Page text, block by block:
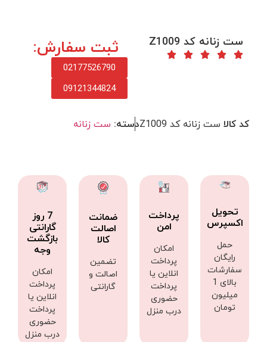
ست زنانه کد Z1009 ثبت سفارش:
02177526790
09121344824
کد کالا ست زنانه کد Z1009 دسته: ست زنانه
تحویل
اکسپرس
حمل
رایگان
سفارشات
بالای 1
میلیون
تومان
پرداخت
امن
امکان
پرداخت
انلاین یا
پرداخت
حضوری
درب منزل
ضمانت
اصالت
کالا
تضمین
اصالت و
گارانتی
7 روز
گارانتی
بازگشت
وجه
امکان
پرداخت
انلاین یا
پرداخت
حضوری
درب منزل